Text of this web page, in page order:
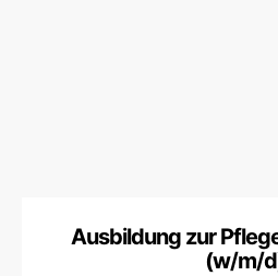
Ausbildung zur
(w/m/